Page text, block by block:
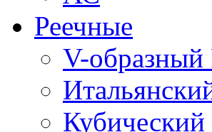
Реечные
V-образный
Кубический